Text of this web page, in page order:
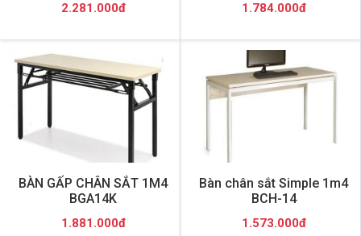
2.281.000đ 1.784.000đ
BÀN GẤP CHÂN SẮT 1M4
BGA14K
1.881.000đ
Bàn chân sắt Simple 1m4
BCH-14
1.573.000đ